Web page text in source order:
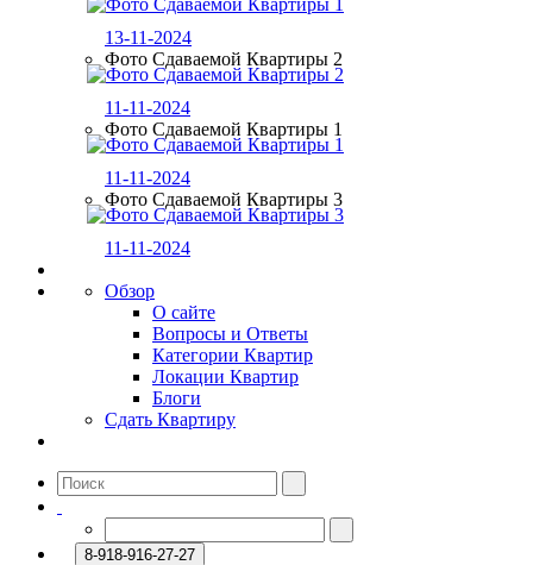
13-11-2024
Фото Сдаваемой Квартиры 2
11-11-2024
Фото Сдаваемой Квартиры 1
11-11-2024
Фото Сдаваемой Квартиры 3
11-11-2024
Обзор
О сайте
Вопросы и Ответы
Категории Квартир
Локации Квартир
Блоги
Сдать Квартиру
8-918-916-27-27